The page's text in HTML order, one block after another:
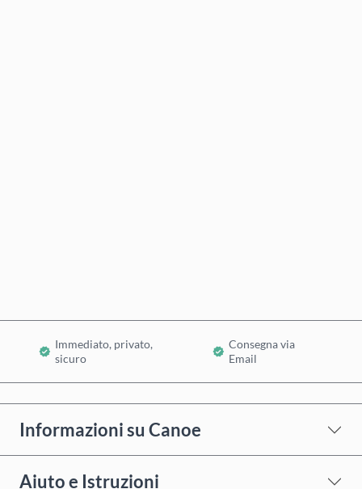
Immediato, privato,
sicuro
Consegna via
Email
Informazioni su Canoe
Aiuto e Istruzioni